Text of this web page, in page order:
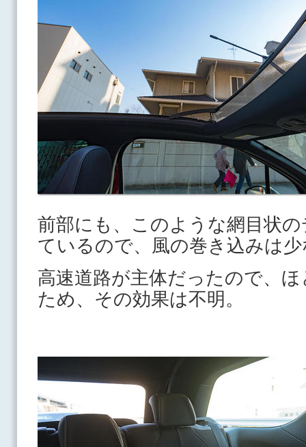
前部にも、このような網目状
ているので、風の巻き込みは
高速道路が主体だったので、
ため、その効果は不明。